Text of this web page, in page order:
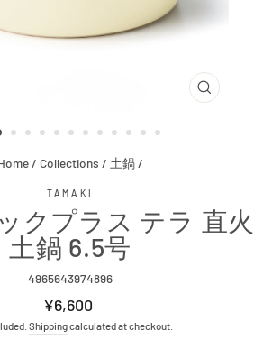
CLOSE
/ Collections / 土鍋 /
TAMAKI
クプラス テラ 直火
土鍋 6.5号
4965643974896
Regular
price
¥6,600
Shippingcalculated at checkout.